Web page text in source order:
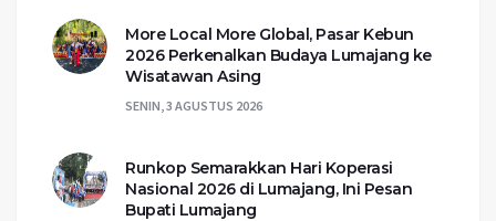
More Local More Global, Pasar Kebun
2026 Perkenalkan Budaya Lumajang ke
Wisatawan Asing
SENIN, 3 AGUSTUS 2026
Runkop Semarakkan Hari Koperasi
Nasional 2026 di Lumajang, Ini Pesan
Bupati Lumajang